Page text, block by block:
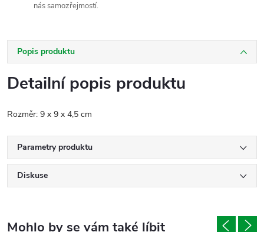
nás samozřejmostí.
Popis produktu
Detailní popis produktu
Rozměr: 9 x 9 x 4,5 cm
Parametry produktu
Diskuse